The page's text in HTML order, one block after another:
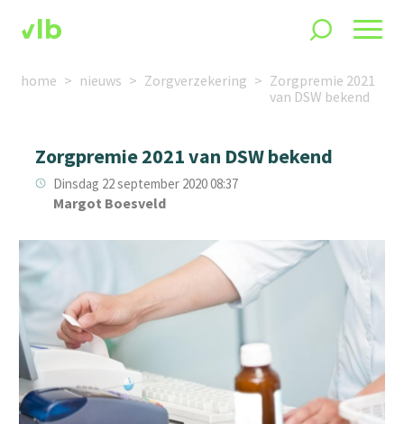
home nieuws Zorgverzekering
Zorgpremie 2021
van DSW bekend
Zorgpremie 2021 van DSW bekend
Dinsdag 22 september 2020 08:37
Margot Boesveld